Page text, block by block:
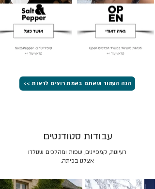
הנה העמוד שאתם באמת רוצים לראות >>
רעיונות, קמפיינים, שפות ומהלכים שנולדו
אצלנו בכיתה.
עבודות סטודנטים